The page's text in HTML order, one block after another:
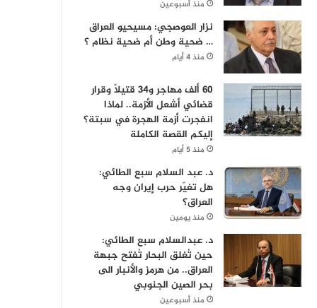
منذ أسبوعين
نزار العوصجي: مسيحيو العراق
… ضحية وطن أم ضحية نظام ؟
منذ 4 أيام
60 ألف مهاجر و34 قتيلاً وقرار
قضائي أشعل الأزمة.. لماذا
انفجرت أزمة الهجرة في سبتة؟
إليكم القصة الكاملة
منذ 5 أيام
د. عبد السلام سبع الطائي:
هل تغيّر حرب إيران وجه
العراق؟
منذ يومين
د. عبدالسلام سبع الطائي:
حين تُغلق البحار تُفتح جبهة
العراق.. من هرمز والأنبار الى
بحر الصين الجنوبي
منذ أسبوعين